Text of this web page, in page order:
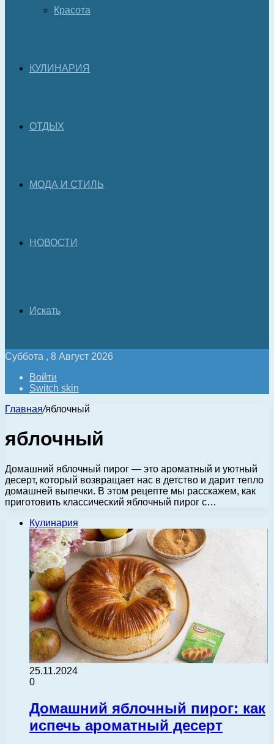
Красота
КУЛИНАРИЯ
ОТДЫХ
МОДА И СТИЛЬ
НОВОСТИ
Искать
Суббота , 8 Август 2026
Войти
Switch skin
Главная/яблочный
яблочный
Домашний яблочный пирог — это ароматный и уютный
десерт, который возвращает нас в детство и дарит тепло
домашней выпечки. В этом рецепте мы расскажем, как
приготовить классический яблочный пирог с…
Кулинария
25.11.2024
0
Домашний яблочный пирог: как
испечь ароматный десерт